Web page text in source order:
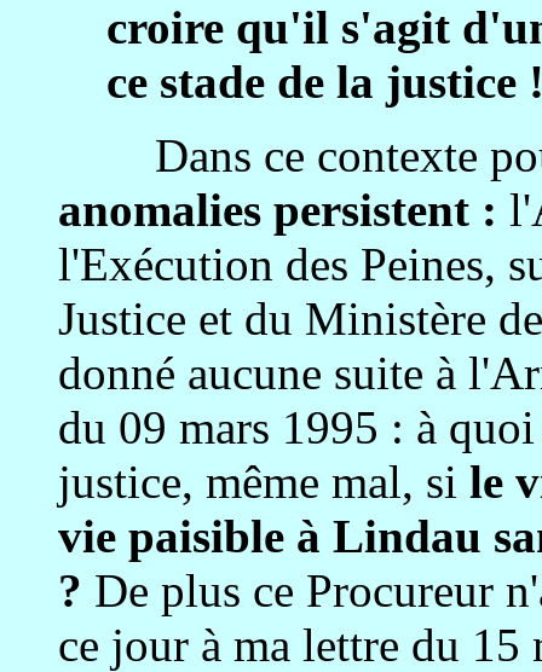
croire qu'il s'agit
ce stade de la justice
Dans ce contexte
anomalies persistent :
l'Exécution des Peines,
Justice et du Ministère
donné aucune suite à
du 09 mars 1995 : à
justice, même mal, si le
vie paisible à Lindau
? De plus ce Procureur
ce jour à ma lettre du 15